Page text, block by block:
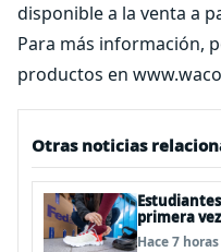
disponible a la venta a
Para más información,
productos en
Otras noticias
primera
Operation
Hace 7 horas